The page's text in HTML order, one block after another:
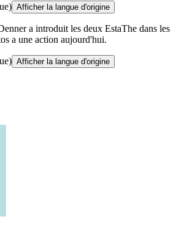
Afficher la langue d'origine
a introduit les deux EstaThe dans les
a une action aujourd'hui.
Afficher la langue d'origine